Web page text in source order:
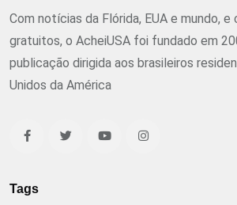
Com notícias da Flórida, EUA e mundo,
gratuitos, o AcheiUSA foi fundado em
publicação dirigida aos brasileiros
Unidos da América
Tags